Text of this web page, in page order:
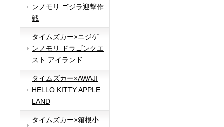
ンノモリ ゴジラ迎撃作
戦
タイムズカー×ニジゲ
ンノモリ ドラゴンクエ
スト アイランド
タイムズカー×AWAJI
HELLO KITTY APPLE
LAND
タイムズカー×箱根小